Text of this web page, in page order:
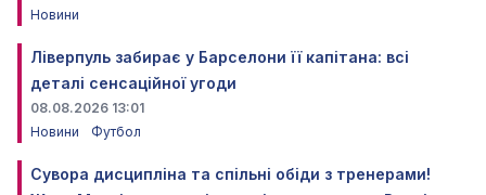
Новини
Ліверпуль забирає у Барселони її капітана: всі
деталі сенсаційної угоди
08.08.2026 13:01
Новини
Футбол
Сувора дисципліна та спільні обіди з тренерами!